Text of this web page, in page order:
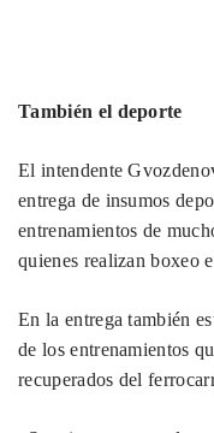
También el deporte
El intendente
entrega de insumos
entrenamientos de
quienes realizan boxeo
En la entrega también
de los entrenamientos
recuperados del